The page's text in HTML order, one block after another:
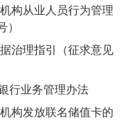
构从业人员行为管理
治理指引（征求意见
行业务管理办法
构发放联名储值卡的